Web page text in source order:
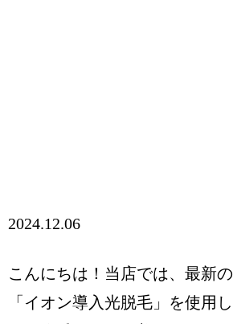
2024.12.06
こんにちは！当店では、最新の
「イオン導入光脱毛」を使用し